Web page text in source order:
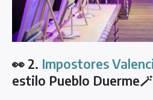
👀 2. Impostores
estilo Pueblo Duerme🪄